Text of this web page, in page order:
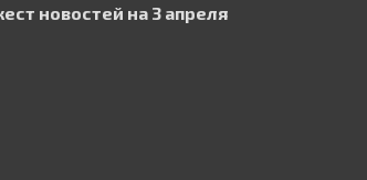
новостей на 3 апреля